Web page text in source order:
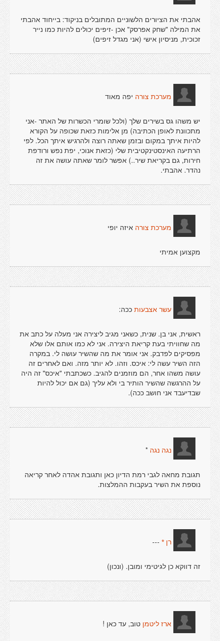
אהבתי את הציורים הלשוניים המתובלים בניקוד: בייחוד אהבתי
את המילה "שחק אפרסק" אכן -זיפים יכולים להיות כמו נייר
זכוכית, מניסיון אישי (אני מגדל זיפים)
מערכת צורה יפה מאוד
יש משהו גס בשירים שלך (ולכל שומרי הכשרות של האתר -אני
מתכוונת לאופן הכתיבה) מן אלימות כזאת שכופה על הקורא
להיות איתך במקום ובזמן שאתה רוצה ולהרגיש איתך הכל. לפי
הרתיעה האינסטינקטיבית שלי (כזאת אנוכי, יפת נפש ורודפת
חירות, גם בקריאת שיר..) אפשר לומר שאתה עושה את זה
נהדר. אהבתי.
מערכת צורה איזה יופי
מקצוען אמיתי
עשר אצבעות ככה:
ראשית, אני בן. שנית, כשאני מגיב ליצירה אני מעלה על כתב את
מה שחוויתי בעת קריאת היצירה. אני לא כמו אותם אלו שלא
מפסיקים לפדבק. אני אומר את מה שהשיר עושה לי. במקרה
הזה השיר עשה לי: איכס. וזהו. לא יותר מזה. ואם לאחרים זה
עושה משהו אחר, הם מוזמנים להגיב. כשכתבתי "איכס" זה היה
על ההרגשה שהשיר הותיר בי ולא עליך (גם אם יכול להיות
שבדיעבד אני חושב ככה).
נגה נגה *
תגובת מחאה לגבי רמת הדיון כאן ותגובת אהדה לאחר קריאה
נוספת את השיר בעקבות ההמלצות.
רן * ---
זה דווקא כן לגיטימי ומובן. (ונכון)
ארז ליטמן טוב, עד כאן !